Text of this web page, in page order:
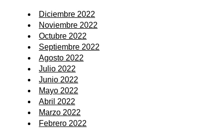
Diciembre 2022
Noviembre 2022
Octubre 2022
Septiembre 2022
Agosto 2022
Julio 2022
Junio 2022
Mayo 2022
Abril 2022
Marzo 2022
Febrero 2022